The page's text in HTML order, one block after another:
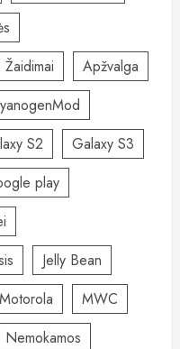
Apžvalga
S2
Galaxy S3
play
Jelly Bean
Motorola
MWC
Nemokamos